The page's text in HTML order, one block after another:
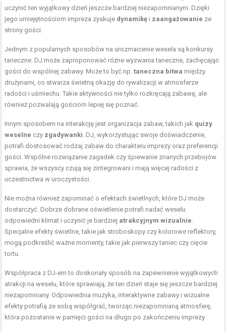
uczynić ten wyjątkowy dzień jeszcze bardziej niezapomnianym. Dzięki
jego umiejętnościom impreza zyskuje dynamikę i zaangażowanie ze
strony gości.
Jednym z popularnych sposobów na urozmaicenie wesela są konkursy
taneczne. DJ może zaproponować różne wyzwania taneczne, zachęcając
gości do wspólnej zabawy. Może to być np.taneczna bitwa między
drużynami, co stwarza świetną okazję do rywalizacji w atmosferze
radości i uśmiechu. Takie aktywności nie tylko rozkręcają zabawę, ale
również pozwalają gościom lepiej się poznać.
Innym sposobem na interakcję jest organizacja zabaw, takich jak quizy
weselne czy zgadywanki. DJ, wykorzystując swoje doświadczenie,
potrafi dostosować rodzaj zabaw do charakteru imprezy oraz preferencji
gości. Wspólne rozwiązanie zagadek czy śpiewanie znanych przebojów
sprawia, że wszyscy czują się zintegrowani i mają więcej radości z
uczestnictwa w uroczystości.
Nie można również zapominać o efektach świetlnych, które DJ może
dostarczyć. Dobrze dobrane oświetlenie potrafi nadać weselu
odpowiedni klimat i uczynić je bardziej atrakcyjnym wizualnie.
Specjalne efekty świetlne, takie jak stroboskopy czy kolorowe reflektory,
mogą podkreślić ważne momenty, takie jak pierwszy taniec czy cięcie
tortu.
Współpraca z DJ-em to doskonały sposób na zapewnienie wyjątkowych
atrakcji na weselu, które sprawiają, że ten dzień staje się jeszcze bardziej
niezapomniany. Odpowiednia muzyka, interaktywne zabawy i wizualne
efekty potrafią ze sobą współgrać, tworząc niezapomnianą atmosferę,
która pozostanie w pamięci gości na długo po zakończeniu imprezy.